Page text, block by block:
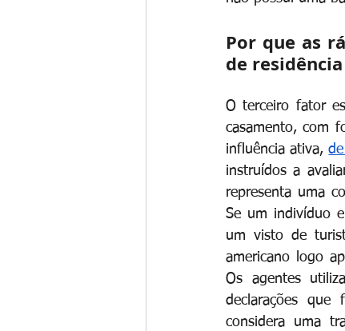
Por que as
de
O terceiro fator
casamento, com
influência ativa,
instruídos a
representa uma
Se um indivíduo
um visto de
americano logo
Os agentes
declarações
considera uma